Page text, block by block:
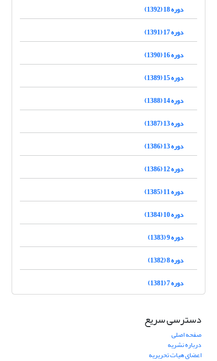
دوره 18 (1392)
دوره 17 (1391)
دوره 16 (1390)
دوره 15 (1389)
دوره 14 (1388)
دوره 13 (1387)
دوره 13 (1386)
دوره 12 (1386)
دوره 11 (1385)
دوره 10 (1384)
دوره 9 (1383)
دوره 8 (1382)
دوره 7 (1381)
دسترسی سریع
صفحه اصلی
درباره نشریه
اعضای هیات تحریریه